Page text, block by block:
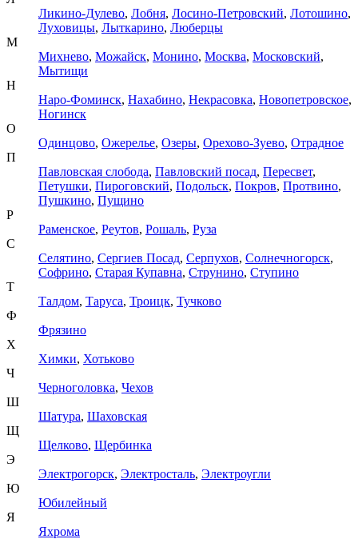
Ликино-Дулево, Лобня, Лосино-Петровский, Лотошино,
Луховицы, Лыткарино, Люберцы
М
Михнево, Можайск, Монино, Москва, Московский,
Мытищи
Н
Наро-Фоминск, Нахабино, Некрасовка, Новопетровское,
Ногинск
О
Одинцово, Ожерелье, Озеры, Орехово-Зуево, Отрадное
П
Павловская слобода, Павловский посад, Пересвет,
Петушки, Пироговский, Подольск, Покров, Протвино,
Пушкино, Пущино
Р
Раменское, Реутов, Рошаль, Руза
С
Селятино, Сергиев Посад, Серпухов, Солнечногорск,
Софрино, Старая Купавна, Струнино, Ступино
Т
Талдом, Таруса, Троицк, Тучково
Ф
Фрязино
Х
Химки, Хотьково
Ч
Черноголовка, Чехов
Ш
Шатура, Шаховская
Щ
Щелково, Щербинка
Э
Электрогорск, Электросталь, Электроугли
Ю
Юбилейный
Я
Яхрома